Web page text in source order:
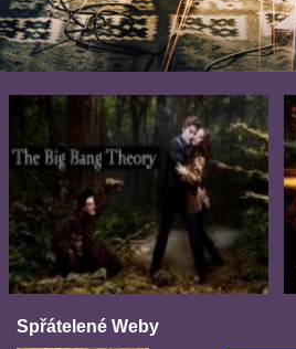
Spřátelené Weby